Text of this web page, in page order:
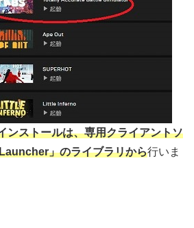
ンストールは、専用クライアントソ
」のライブラリから行いま